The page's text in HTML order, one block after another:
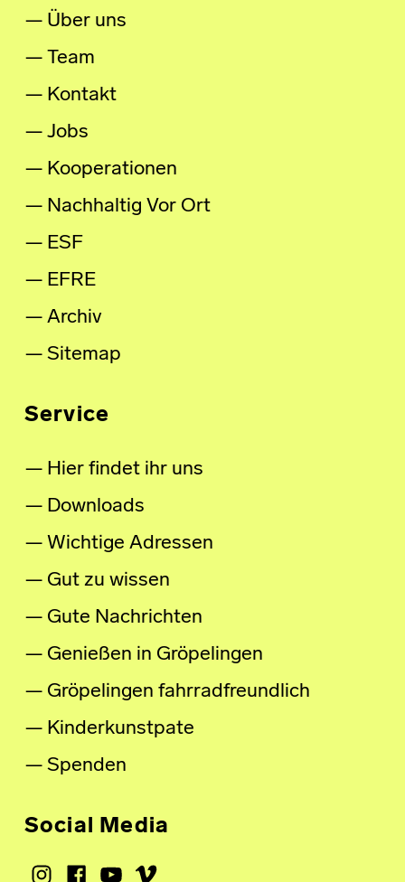
Über uns
Team
Kontakt
Jobs
Kooperationen
Nachhaltig Vor Ort
ESF
EFRE
Archiv
Sitemap
Service
Hier findet ihr uns
Downloads
Wichtige Adressen
Gut zu wissen
Gute Nachrichten
Genießen in Gröpelingen
Gröpelingen fahrradfreundlich
Kinderkunstpate
Spenden
Social Media
Instagram
Facebook
Youtube
Vimeo